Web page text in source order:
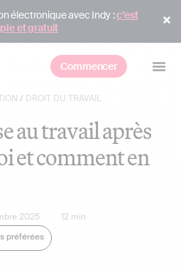
électronique avec Indy :c’est
et gratuit
Commencer
/ DROIT DU TRAVAIL
au travail après
et comment en
2025 12 min
préférées